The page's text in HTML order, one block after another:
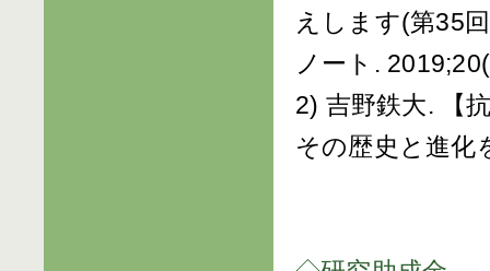
えします(第35
ノート.
2) 吉野鉄大. 【
その歴史と進化